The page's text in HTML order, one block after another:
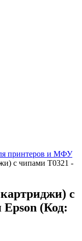
принтеров и МФУ
с чипами T0321 -
с
Epson (Код: